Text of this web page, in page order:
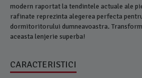
modern raportat la tendintele actuale ale
rafinate reprezinta alegerea perfecta
dormitoritorului dumneavoastra.
aceasta lenjerie superba!
CARACTERISTICI